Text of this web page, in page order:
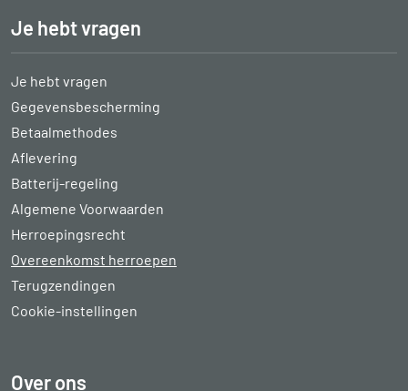
Je hebt vragen
Je hebt vragen
Gegevensbescherming
Betaalmethodes
Aflevering
Batterij-regeling
Algemene Voorwaarden
Herroepingsrecht
Overeenkomst herroepen
Terugzendingen
Cookie-instellingen
Over ons